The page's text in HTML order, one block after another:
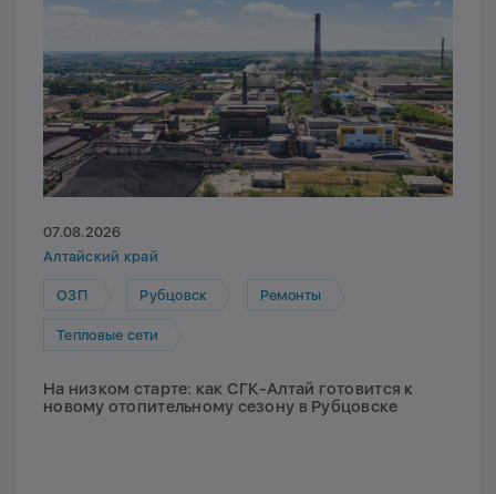
07.08.2026
Алтайский край
ОЗП Рубцовск Ремонты
Тепловые сети
На низком старте: как СГК-Алтай готовится к
новому отопительному сезону в Рубцовске